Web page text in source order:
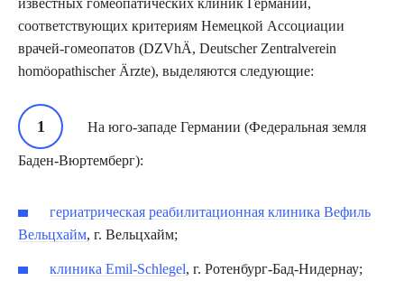
известных гомеопатических клиник Германии,
соответствующих критериям Немецкой Ассоциации
врачей-гомеопатов (DZVhÄ, Deutscher Zentralverein
homöopathischer Ärzte), выделяются следующие:
На юго-западе Германии (Федеральная земля
Баден-Вюртемберг):
гериатрическая реабилитационная клиника Вефиль
Вельцхайм, г. Вельцхайм;
клиника Emil-Schlegel, г. Ротенбург-Бад-Нидернау;